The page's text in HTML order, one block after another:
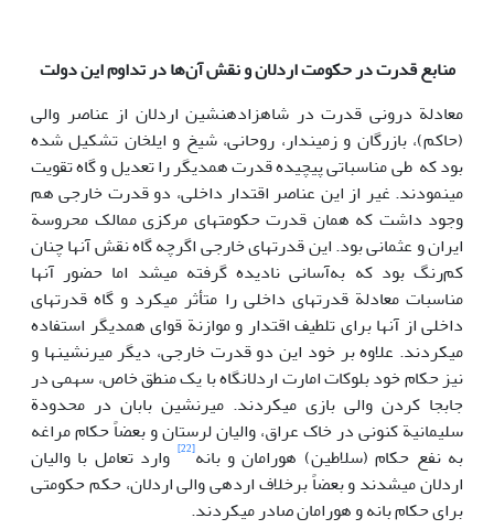
منابع قدرت در حکومت اردلان و نقش آن‌ها در تداوم این دولت
معادلة درونی قدرت در شاه­زاده­نشین اردلان از عناصر والی
(حاکم)، بازرگان و زمین­دار، روحانی، شیخ و ایلخان تشکیل شده
بود که طی مناسباتی پیچیده قدرت همدیگر را تعدیل و گاه تقویت
می­نمودند. غیر از این عناصر اقتدار داخلی، دو قدرت خارجی هم
وجود داشت که همان قدرت حکومت­های مرکزی ممالک محروسة
ایران و عثمانی بود. این قدرت­های خارجی اگرچه گاه نقش آن­ها چنان
کم‌رنگ بود که به‌آسانی نادیده گرفته می­شد اما حضور آن­ها
مناسبات معادلة قدرت­های داخلی را متأثر می­کرد و گاه قدرت­های
داخلی از آن­ها برای تلطیف اقتدار و موازنة قوای همدیگر استفاده
می­کردند. علاوه بر خود این دو قدرت خارجی، دیگر میرنشین­ها و
نیز حکام خود بلوکات امارت اردلانگاه با یک منطق خاص، سهمی در
جابجا کردن والی بازی می­کردند. میرنشین بابان در محدودة
سلیمانیة کنونی در خاک عراق، والیان لرستان و بعضاً حکام مراغه
به نفع حکام (سلاطین) هورامان و بانه[22]
وارد تعامل با والیان
اردلان می­شدند و بعضاً برخلاف ارده­ی والی اردلان، حکم حکومتی
برای حکام بانه و هورامان صادر می­کردند.